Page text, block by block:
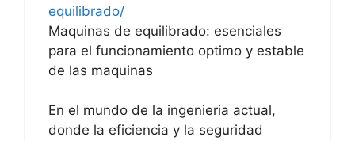
equilibrado/
Maquinas de equilibrado: esenciales
para el funcionamiento optimo y estable
de las maquinas
En el mundo de la ingenieria actual,
donde la eficiencia y la seguridad